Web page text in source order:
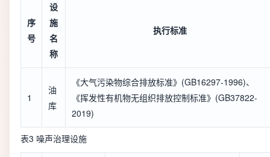
序
号
设
施
名
称
执行标准
1
油
库
《大气污染物综合排放标准》(GB16297-1996)、
《挥发性有机物无组织排放控制标准》(GB37822-
2019)
表3 噪声治理设施